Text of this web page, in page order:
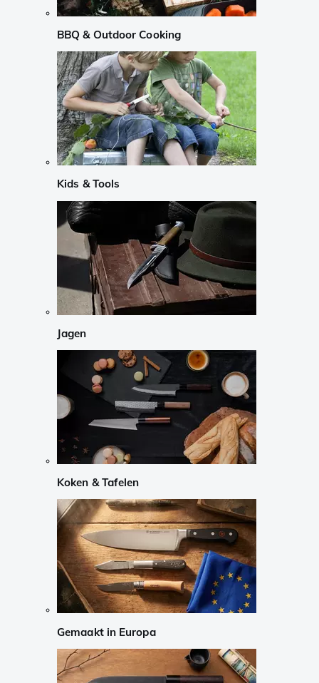
BBQ & Outdoor Cooking
Kids & Tools
Jagen
Koken & Tafelen
Gemaakt in Europa